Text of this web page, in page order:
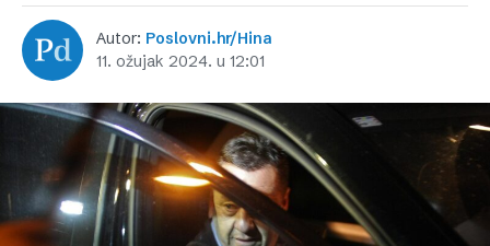
Autor: Poslovni.hr/Hina
11. ožujak 2024. u 12:01